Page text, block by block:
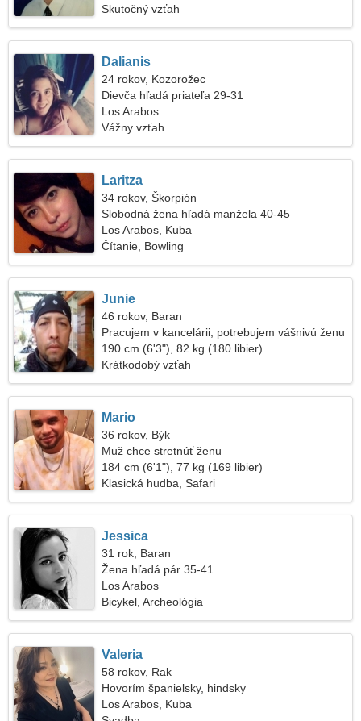
Skutočný vzťah
Dalianis
24 rokov, Kozorožec
Dievča hľadá priateľa 29-31
Los Arabos
Vážny vzťah
Laritza
34 rokov, Škorpión
Slobodná žena hľadá manžela 40-45
Los Arabos, Kuba
Čítanie, Bowling
Junie
46 rokov, Baran
Pracujem v kancelárii, potrebujem vášnivú ženu
190 cm (6'3"), 82 kg (180 libier)
Krátkodobý vzťah
Mario
36 rokov, Býk
Muž chce stretnúť ženu
184 cm (6'1"), 77 kg (169 libier)
Klasická hudba, Safari
Jessica
31 rok, Baran
Žena hľadá pár 35-41
Los Arabos
Bicykel, Archeológia
Valeria
58 rokov, Rak
Hovorím španielsky, hindsky
Los Arabos, Kuba